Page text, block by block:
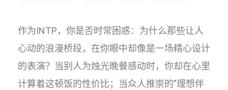
作为INTP，你是否时常困惑：为什么那些让人
心动的浪漫桥段，在你眼中却像是一场精心设计
的表演？当别人为烛光晚餐感动时，你却在心里
计算着这顿饭的性价比；当众人推崇的"理想伴